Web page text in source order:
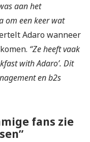
aan het
om een keer wat
Adaro wanneer
“Ze heeft vaak
with Adaro’. Dit
en b2s
fans zie